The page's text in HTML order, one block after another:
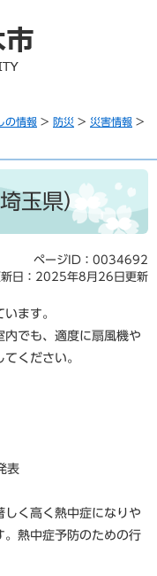
の情報 > 防災 > 災害情報 >
玉県）
ページID：0034692
新日：2025年8月26日更新
ます。
内でも、適度に扇風機や
ください。
表
く高く熱中症になりや
。熱中症予防のための行